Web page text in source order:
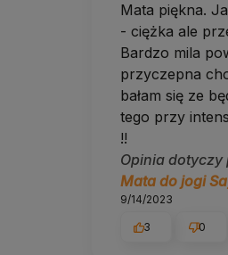
Mikrofibrę można
Na co dzień
Susz rozłożoną,
Spód z kauczuku
Zwijaj matę
Dobierz do
Pasek do jogi
Pokrowiec na
Klocki do jogi:
Intense vs
Mata piękna.
- ciężka ale
Bardzo mila
przyczepna
bałam się ze
tego przy
!!
Opinia
Mata do jogi
9/14/2023
3 0